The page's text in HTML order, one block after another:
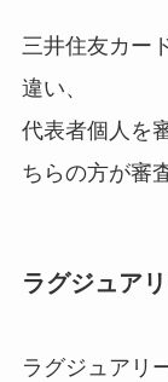
三井住友カー
違い、
代表者個人を
ちらの方が審
ラグジュア
ラグジュアリ